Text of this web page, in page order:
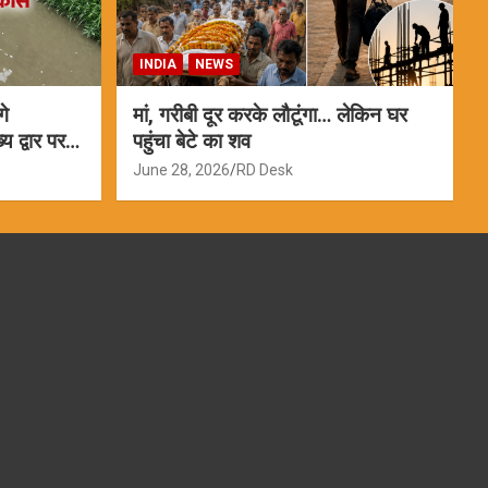
पर
INDIA NEWS
मां, गरीबी दूर करके लौटूंगा… लेकिन घर
पहुंचा बेटे का शव
June 28, 2026 RD Desk